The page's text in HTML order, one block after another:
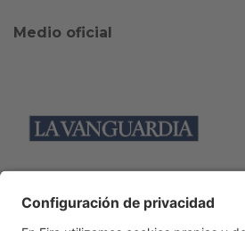
Medio oficial